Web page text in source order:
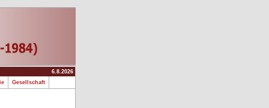
6.8.2026
Gesellschaft